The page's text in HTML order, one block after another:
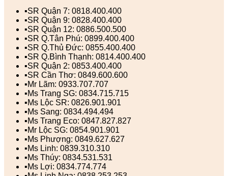
▪️SR Quận 7: 0818.400.400
▪️SR Quận 9: 0828.400.400
▪️SR Quận 12: 0886.500.500
▪️SR Q.Tân Phú: 0899.400.400
▪️SR Q.Thủ Đức: 0855.400.400
▪️SR Q.Bình Thạnh: 0814.400.400
▪️SR Quận 2: 0853.400.400
▪️SR Cần Thơ: 0849.600.600
▪️Mr Lãm: 0933.707.707
▪️Ms Trang SG: 0834.715.715
▪️Ms Lộc SR: 0826.901.901
▪️Ms Sang: 0834.494.494
▪️Ms Trang Eco: 0847.827.827
▪️Mr Lộc SG: 0854.901.901
▪️Ms Phượng: 0849.627.627
▪️Ms Linh: 0839.310.310
▪️Ms Thúy: 0834.531.531
▪️Ms Lợi: 0834.774.774